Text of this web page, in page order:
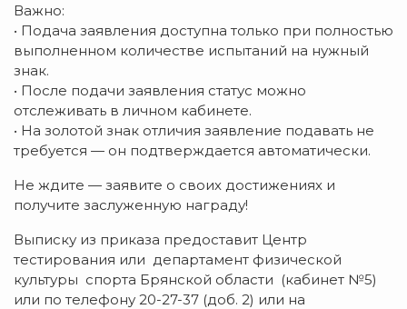
Важно:
• Подача заявления доступна только при полностью
выполненном количестве испытаний на нужный
знак.
• После подачи заявления статус можно
отслеживать в личном кабинете.
• На золотой знак отличия заявление подавать не
требуется — он подтверждается автоматически.
Не ждите — заявите о своих достижениях и
получите заслуженную награду!
Выписку из приказа предоставит Центр
тестирования или департамент физической
культуры спорта Брянской области (кабинет №5)
или по телефону 20-27-37 (доб. 2) или на